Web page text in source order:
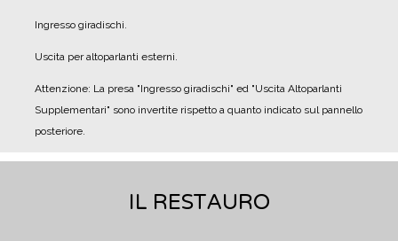
Ingresso giradischi.
Uscita per altoparlanti esterni.
Attenzione: La presa "Ingresso giradischi" ed "Uscita Altoparlanti
Supplementari" sono invertite rispetto a quanto indicato sul pannello
posteriore.
IL RESTAURO